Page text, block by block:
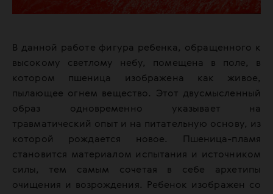
В данной работе фигура ребенка, обращенного к
высокому светлому небу, помещена в поле, в
котором пшеница изображена как живое,
пылающее огнем вещество. Этот двусмысленный
образ одновременно указывает на
травматический опыт и на питательную основу, из
которой рождается новое. Пшеница-пламя
становится материалом испытания и источником
силы, тем самым сочетая в себе архетипы
очищения и возрождения. Ребенок изображен со